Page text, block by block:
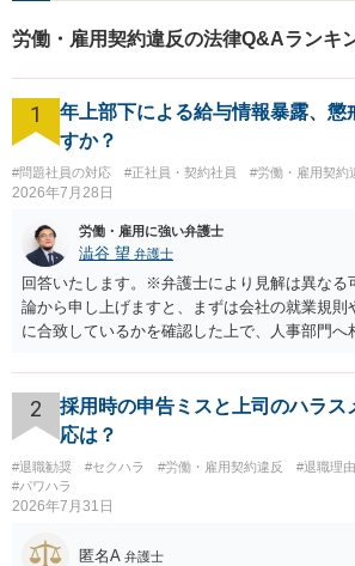
労働・雇用契約違反の法律Q&Aランキ
1
年上部下による給与情報暴露、懲
すか？
#問題社員の対応 #正社員・契約社員 #労働・雇用契約
2026年7月28日
労働・雇用に強い弁護士
澁谷 望 弁護士
回答いたします。※弁護士により見解は異なる
論から申し上げますと、まずは会社の就業規則
に合致しているかを確認した上で、人事部門へ
ものの、重い懲戒処分の対象には十分なり得ま
については、会社側に「部下の不正行為によ
定させ、誤認した他部署への適切なフォローや
です。 あるいは、懲戒があったことを社内で
ならば、それにより軽微ながら回復はできるか
個人としても、相手に対してプライバシー侵害
らない可能性があります。）。
2
採用時の申告ミスと上司のハラス
応は？
#退職勧奨 #セクハラ #労働・雇用契約違反
#退職理
#パワハラ
2026年7月31日
匿名A 弁護士